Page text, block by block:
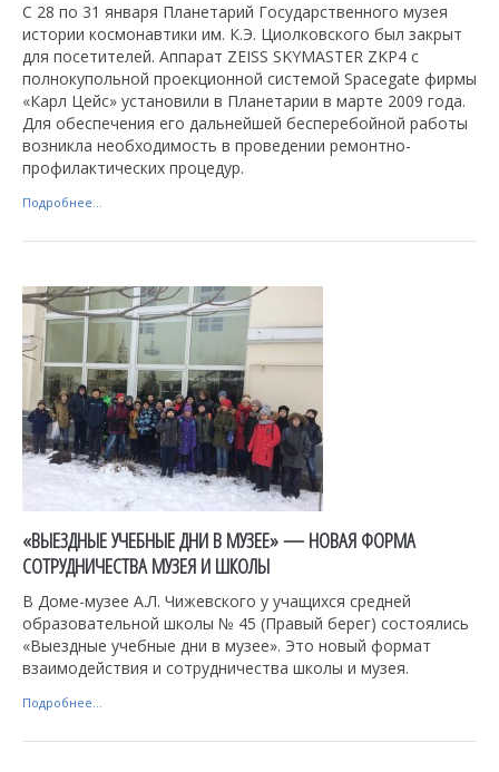
С 28 по 31 января Планетарий Государственного музея
истории космонавтики им. К.Э. Циолковского был закрыт
для посетителей. Аппарат ZEISS SKYMASTER ZKP4 с
полнокупольной проекционной системой Spacegate фирмы
«Карл Цейс» установили в Планетарии в марте 2009 года.
Для обеспечения его дальнейшей бесперебойной работы
возникла необходимость в проведении ремонтно-
профилактических процедур.
Подробнее...
«ВЫЕЗДНЫЕ УЧЕБНЫЕ ДНИ В МУЗЕЕ» — НОВАЯ ФОРМА
СОТРУДНИЧЕСТВА МУЗЕЯ И ШКОЛЫ
В Доме-музее А.Л. Чижевского у учащихся средней
образовательной школы № 45 (Правый берег) состоялись
«Выездные учебные дни в музее». Это новый формат
взаимодействия и сотрудничества школы и музея.
Подробнее...